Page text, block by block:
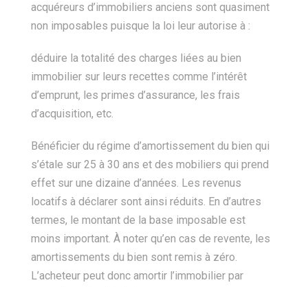
acquéreurs d’immobiliers anciens sont quasiment
non imposables puisque la loi leur autorise à :
déduire la totalité des charges liées au bien
immobilier sur leurs recettes comme l’intérêt
d’emprunt, les primes d’assurance, les frais
d’acquisition, etc.
Bénéficier du régime d’amortissement du bien qui
s’étale sur 25 à 30 ans et des mobiliers qui prend
effet sur une dizaine d’années. Les revenus
locatifs à déclarer sont ainsi réduits. En d’autres
termes, le montant de la base imposable est
moins important. À noter qu’en cas de revente, les
amortissements du bien sont remis à zéro.
L’acheteur peut donc amortir l’immobilier par